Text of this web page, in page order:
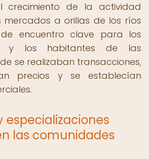
de la actividad
mercados a orillas de los ríos
encuentro clave para los
y los habitantes de las
se realizaban transacciones,
precios y se establecían
especializaciones
las comunidades